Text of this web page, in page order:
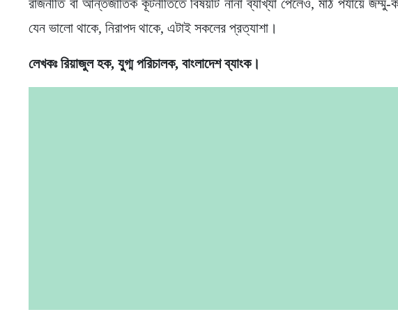
রাজনীতি বা আন্তর্জাতিক কূটনীতিতে বিষয়টি নানা ব্যাখ্যা পেলেও, মাঠ পর্যায়ে জম্মু-
যেন ভালো থাকে, নিরাপদ থাকে, এটাই সকলের প্রত্যাশা।
লেখকঃ রিয়াজুল হক, যুগ্ম পরিচালক, বাংলাদেশ ব্যাংক।